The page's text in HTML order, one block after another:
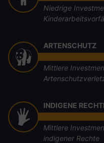
Niedrige
ARTENSCHUTZ
Mittlere
INDIGENE
Mittlere
indigener Rechte